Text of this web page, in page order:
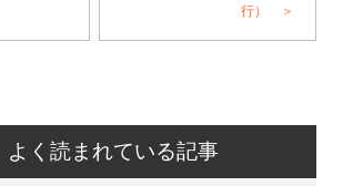
行） ＞
よく読まれている記事